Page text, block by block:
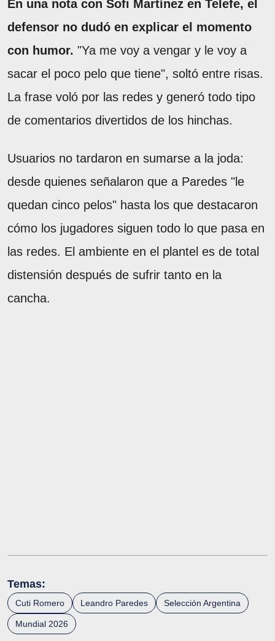
En una nota con Sofi Martínez en Telefe, el
defensor no dudó en explicar el momento
con humor. "Ya me voy a vengar y le voy a
sacar el poco pelo que tiene", soltó entre risas.
La frase voló por las redes y generó todo tipo
de comentarios divertidos de los hinchas.
Usuarios no tardaron en sumarse a la joda:
desde quienes señalaron que a Paredes "le
quedan cinco pelos" hasta los que destacaron
cómo los jugadores siguen todo lo que pasa en
las redes. El ambiente en el plantel es de total
distensión después de sufrir tanto en la
cancha.
Temas:
Cuti Romero Leandro Paredes Selección Argentina
Mundial 2026